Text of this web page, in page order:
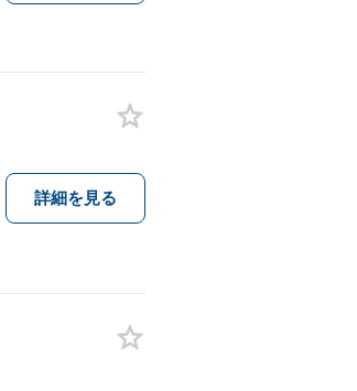
詳細を見る